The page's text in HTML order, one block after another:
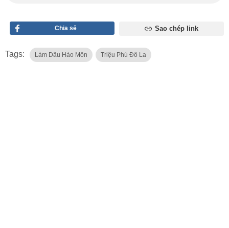
Chia sẻ Sao chép link
Tags: Làm Dâu Hào Môn Triệu Phú Đô La